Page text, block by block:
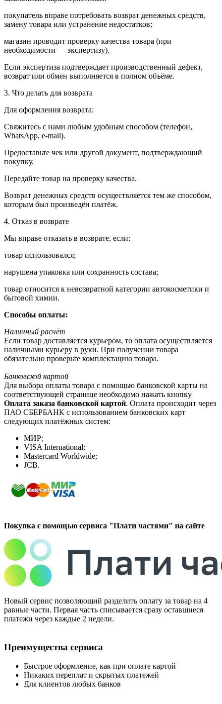
покупатель вправе потребовать возврат денежных средств,
замену товара или устранение недостатков;
магазин проводит проверку качества товара (при
необходимости — экспертизу).
Если экспертиза подтверждает производственный дефект,
возврат или обмен выполняется в полном объёме.
3. Что делать для возврата
Для оформления возврата:
Свяжитесь с нами любым удобным способом (телефон,
WhatsApp, e-mail).
Предоставьте чек или другой документ, подтверждающий
покупку.
Передайте товар на проверку качества.
Возврат денежных средств осуществляется тем же способом,
которым был произведён платёж.
4. Отказ в возврате
Мы вправе отказать в возврате, если:
товар использовался;
нарушена упаковка или сохранность состава;
товар относится к невозвратной категории автокосметики и
бытовой химии.
Способы оплаты:
Наличный расчёт
Если товар доставляется курьером, то оплата осуществляется
наличными курьеру в руки. При получении товара
обязательно проверьте комплектацию товара.
Банковской картой
Для выбора оплаты товара с помощью банковской карты на
соответствующей странице необходимо нажать кнопку
Оплата заказа банковской картой. Оплата происходит через
ПАО СБЕРБАНК с использованием банковских карт
следующих платёжных систем:
МИР;
VISA International;
Mastercard Worldwide;
JCB.
Покупка с помощью сервиса "Плати частями" на сайте
Новый сервис позволяющий разделить оплату за товар на 4
равные части. Первая часть списывается сразу оставшиеся
платежи через каждые 2 недели.
Преимущества сервиса
Быстрое оформление, как при оплате картой
Никаких переплат и скрытых платежей
Для клиентов любых банков